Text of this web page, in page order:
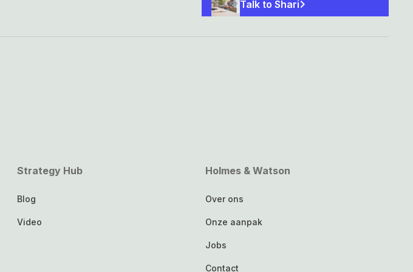
Talk to Sharichevron_right
Strategy Hub
Blog
Video
Holmes & Watson
Over ons
Onze aanpak
Jobs
Contact